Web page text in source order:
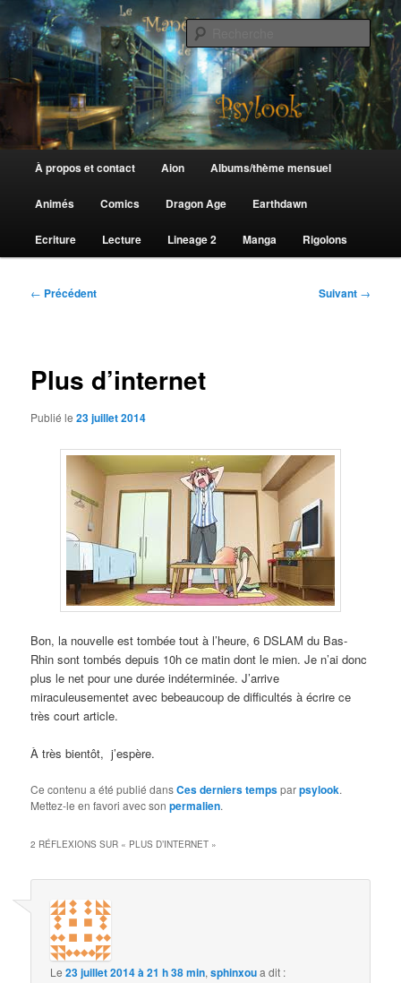
au
contenu
principalLe Manège de Psylook
principal
À propos et contact Aion Albums/thème mensuel
Animés Comics Dragon Age Earthdawn
Ecriture Lecture Lineage 2 Manga Rigolons
Navigation
← Précédent Suivant →
Plus d’internet
Publié le23 juillet 2014
Bon, la nouvelle est tombée tout à l’heure, 6 DSLAM du Bas-
Rhin sont tombés depuis 10h ce matin dont le mien. Je n’ai donc
plus le net pour une durée indéterminée. J’arrive
miraculeusementet avec bebeaucoup de difficultés à écrire ce
très court article.
À très bientôt, j’espère.
Ce contenu a été publié dansCes derniers tempsparpsylook.
Mettez-le en favori avec sonpermalien.
2 RÉFLEXIONS SUR « PLUS D’INTERNET »
Le23 juillet 2014 à 21 h 38 min,sphinxoua dit :